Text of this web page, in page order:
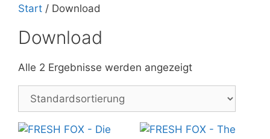
Start / Download
Download
Alle 2 Ergebnisse werden angezeigt